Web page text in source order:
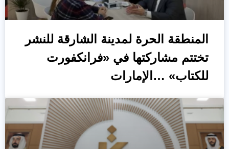
المنطقة الحرة لمدينة الشارقة للنشر
تختتم مشاركتها في «فرانكفورت
للكتاب» …الإمارات